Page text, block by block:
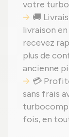
votre turbo
🚚
livraison
recevez
plus de
ancienne
💳
sans frais
fois, en